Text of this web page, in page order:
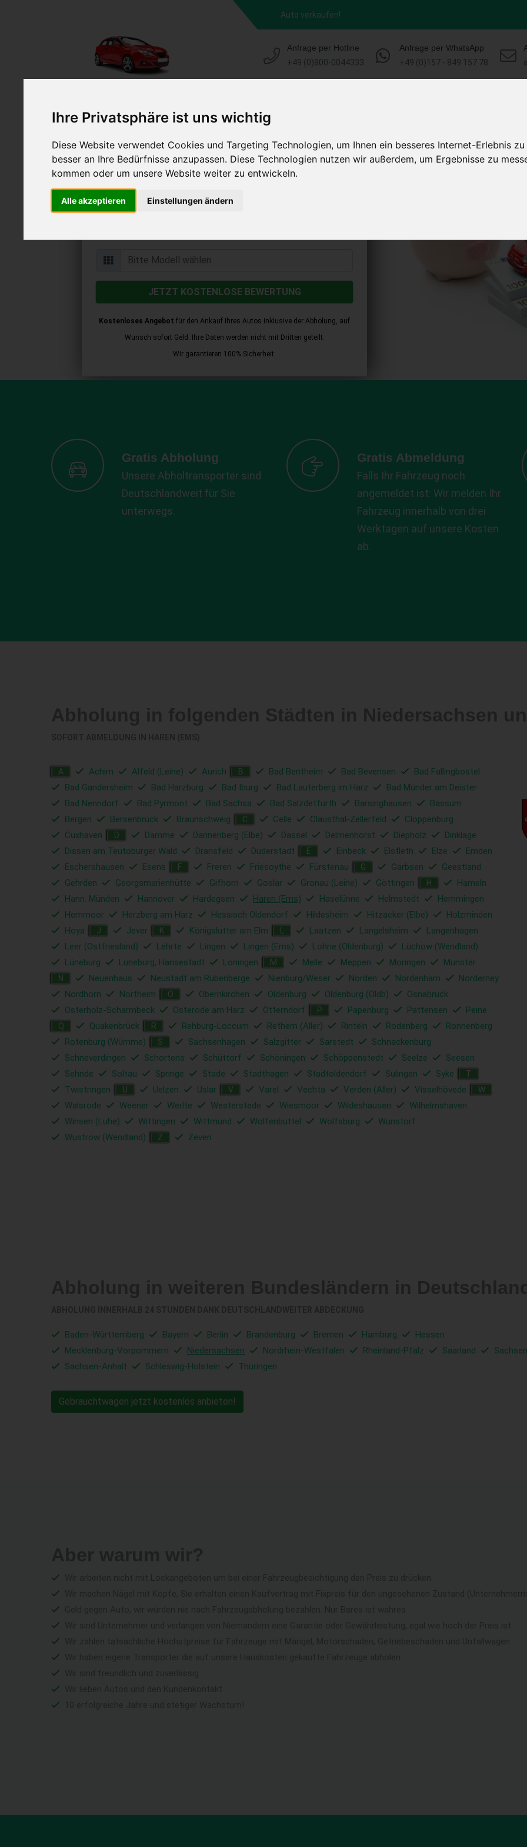
Ihre Privatsphäre ist uns wichtig
Diese Website verwendet Cookies und Targeting Technologien, um Ihnen ein besseres Internet-Erlebnis
besser an Ihre Bedürfnisse anzupassen. Diese Technologien nutzen wir außerdem, um Ergebnisse zu
kommen oder um unsere Website weiter zu entwickeln.
Alle akzeptieren Einstellungen ändern
Auto verkaufen!
Anfrage per Hotline
+49 (0)800-0044333
Anfrage per WhatsApp
+49 (0)157 - 849 157 78
Auto verkaufen in Haren (Ems)
Niedersachsen (Deutschland)
Online Auto verkaufen & gratis abholen lassen
Auf Wunsch sofort Geld für Ihr Auto erhalten
JETZT KOSTENLOSE BEWERTUNG
Kostenloses Angebot für den Ankauf Ihres Autos inklusive der Abholung, auf
Wunsch sofort Geld. Ihre Daten werden nicht mit Dritten geteilt.
Wir garantieren 100% Sicherheit.
Gratis Abholung
Unsere Abholtransporter sind
Deutschlandweit für Sie
unterwegs.
Gratis Abmeldung
Falls Ihr Fahrzeug noch
angemeldet ist: Wir melden Ihr
Fahrzeug innerhalb von drei
Werktagen auf unsere Kosten
ab.
A Achim Alfeld (Leine) Aurich B Bad Bentheim Bad Bevensen
Bad Fallingbostel
Bad Gandersheim
Bad Harzburg Bad Iburg Bad Lauterberg im Harz
Bad Münder am Deister
Bad Nenndorf
Bad Pyrmont Bad Sachsa Bad Salzdetfurth Barsinghausen
Bassum
Bergen
Bersenbrück Braunschweig C Celle Clausthal-Zellerfeld
Cloppenburg
Cuxhaven
D Damme Dannenberg (Elbe) Dassel Delmenhorst Diepholz
Dinklage
Dissen am Teutoburger Wald
Dransfeld Duderstadt E Einbeck Elsfleth Elze
Emden
Eschershausen
Esens F Freren Friesoythe Fürstenau G Garbsen
Geestland
Gehrden
Georgsmarienhütte Gifhorn Goslar Gronau (Leine) Göttingen H
Hameln
Hann. Münden
Hannover Hardegsen Haren (Ems) Haselünne Helmstedt
Hemmingen
Hemmoor
Herzberg am Harz Hessisch Oldendorf Hildesheim Hitzacker (Elbe)
Holzminden
Hoya
J Jever K Königslutter am Elm Laatzen Langelsheim
Langenhagen
Leer (Ostfriesland)
Lehrte Lingen Lingen (Ems) Lohne (Oldenburg)
Lüchow (Wendland)
Lüneburg
Lüneburg, Hansestadt Löningen M Melle Meppen Moringen Munster
N Neuenhaus Neustadt am Rübenberge Nienburg/Weser Norden Nordenham
Norderney
Nordhorn
Northeim O Obernkirchen Oldenburg Oldenburg (Oldb)
Osnabrück
Osterholz-Scharmbeck
Osterode am Harz Otterndorf P Papenburg Pattensen Peine
Q Quakenbrück R Rehburg-Loccum Rethem (Aller) Rinteln Rodenberg
Ronnenberg
Rotenburg (Wümme)
S Sachsenhagen Salzgitter Sarstedt
Schnackenburg
Schneverdingen
Schortens Schüttorf Schöningen Schöppenstedt Seelze
Seesen
Sehnde
Soltau Springe Stade Stadthagen Stadtoldendorf Sulingen Syke T
Twistringen U Uelzen Uslar V Varel Vechta Verden (Aller) Visselhövede W
Walsrode Weener Werlte Westerstede Wiesmoor Wildeshausen
Wilhelmshaven
Winsen (Luhe)
Wittingen Wittmund Wolfenbüttel Wolfsburg
Wunstorf
Wustrow (Wendland)
Z Zeven
Baden-Württemberg Bayern Berlin Brandenburg Bremen Hamburg
Hessen
Mecklenburg-Vorpommern
Niedersachsen Nordrhein-Westfalen Rheinland-Pfalz Saarland
Sachsen
Sachsen-Anhalt
Schleswig-Holstein Thüringen
Gebrauchtwagen jetzt kostenlos anbieten!